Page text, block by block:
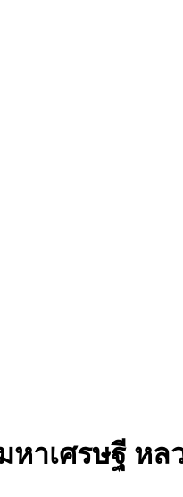
หาเศรษฐี หล